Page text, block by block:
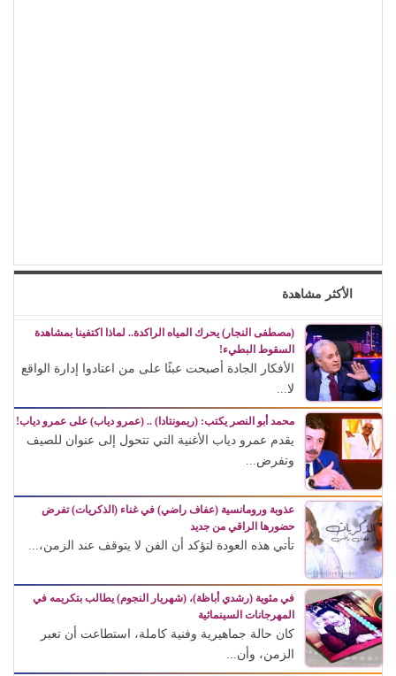
الأكثر مشاهدة
(مصطفى النجار) يحرك المياه الراكدة.. لماذا اكتفينا بمشاهدة
السقوط البطيء!
الأفكار الجادة أصبحت عبئًا على من اعتادوا إدارة الواقع
لا...
محمد أبو النصر يكتب: (ريمونتادا) .. (عمرو دياب) على عمرو دياب!
يقدم عمرو دياب الأغنية التي تتحول إلى عنوان للصيف
وتفرض...
عذوبة ورومانسية (عفاف راضي) في غناء (الذكريات) تفرض
حضورها الراقي من جديد
تأتي هذه العودة لتؤكد أن الفن لا يتوقف عند الزمن،...
في مئوية (رشدي أباظة)، (شهريار النجوم) يطالب بتكريمه في
المهرجانات السينمائية
كان حالة جماهيرية وفنية كاملة، استطاعت أن تعبر
الزمن، وأن...